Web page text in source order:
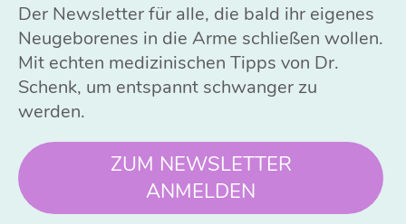
Der Newsletter für alle, die bald ihr eigenes
Neugeborenes in die Arme schließen wollen.
Mit echten medizinischen Tipps von Dr.
Schenk, um entspannt schwanger zu
werden.
ZUM NEWSLETTER
ANMELDEN